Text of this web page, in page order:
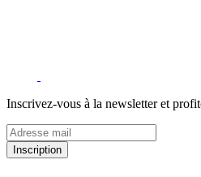
Inscrivez-vous à la newsletter et
Inscription